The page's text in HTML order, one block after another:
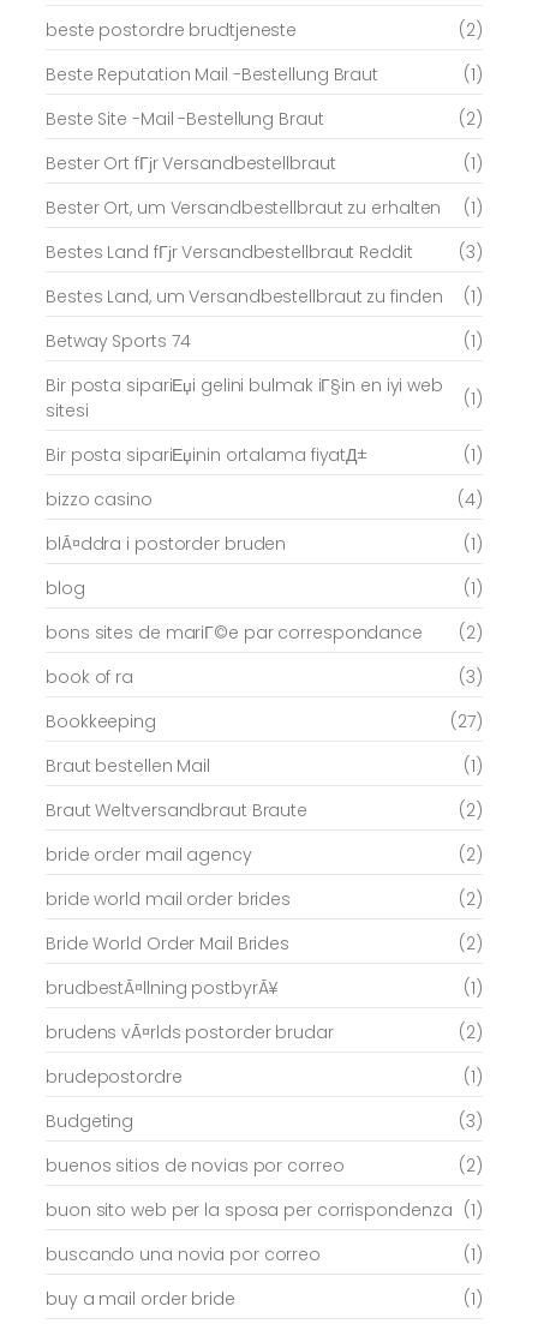
beste postordre brudtjeneste
(2)
Beste Reputation Mail -Bestellung Braut
(1)
Beste Site -Mail -Bestellung Braut
(2)
Bester Ort fГјr Versandbestellbraut
(1)
Bester Ort, um Versandbestellbraut zu erhalten
(1)
Bestes Land fГјr Versandbestellbraut Reddit
(3)
Bestes Land, um Versandbestellbraut zu finden
(1)
Betway Sports 74
(1)
Bir posta sipariЕџi gelini bulmak iГ§in en iyi web
sitesi
(1)
Bir posta sipariЕџinin ortalama fiyatД±
(1)
bizzo casino
(4)
blÃ¤ddra i postorder bruden
(1)
blog
(1)
bons sites de mariГ©e par correspondance
(2)
book of ra
(3)
Bookkeeping
(27)
Braut bestellen Mail
(1)
Braut Weltversandbraut Braute
(2)
bride order mail agency
(2)
bride world mail order brides
(2)
Bride World Order Mail Brides
(2)
brudbestÃ¤llning postbyrÃ¥
(1)
brudens vÃ¤rlds postorder brudar
(2)
brudepostordre
(1)
Budgeting
(3)
buenos sitios de novias por correo
(2)
buon sito web per la sposa per corrispondenza (1)
buscando una novia por correo
(1)
buy a mail order bride
(1)